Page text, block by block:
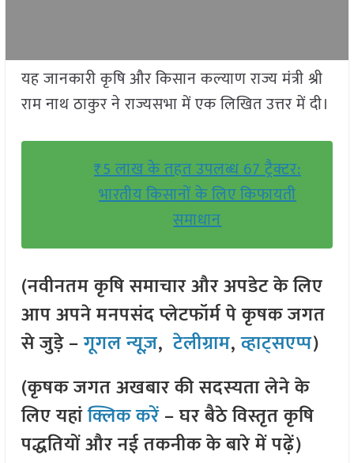
यह जानकारी कृषि और किसान कल्याण राज्य मंत्री श्री
राम नाथ ठाकुर ने राज्यसभा में एक लिखित उत्तर में दी।
₹5 लाख के तहत उपलब्ध 67 ट्रैक्टर:
भारतीय किसानों के लिए किफायती
समाधान
(नवीनतम कृषि समाचार और अपडेट के लिए
आप अपने मनपसंद प्लेटफॉर्म पे कृषक जगत
से जुड़े –गूगल न्यूज़,टेलीग्राम,व्हाट्सएप्प)
(कृषक जगत अखबार की सदस्यता लेने के
लिए यहांक्लिक करें– घर बैठे विस्तृत कृषि
पद्धतियों और नई तकनीक के बारे में पढ़ें)